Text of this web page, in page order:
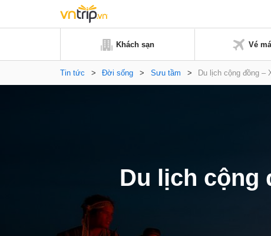
Khách sạn Vé
Tin tức > Đời sống > Sưu tầm > Du lịch cộng đồng –
Du lịch cộng